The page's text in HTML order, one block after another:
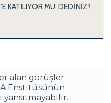
KATILIYOR MU’ DEDİNİZ?
alan görüşler
Enstitüsünün